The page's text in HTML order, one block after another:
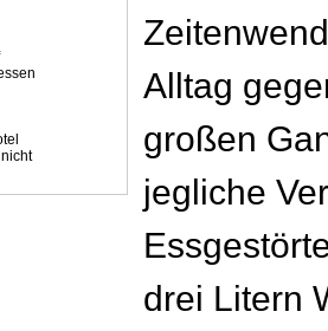
Alltag
großen
jegliche
drei Litern